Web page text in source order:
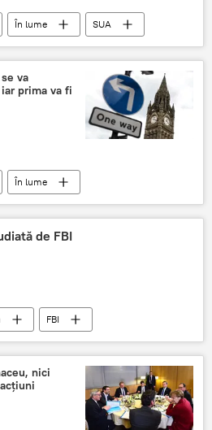
În lume
SUA
securitate
va
prima va fi
În lume
Scoţia
de FBI
FBI
nici